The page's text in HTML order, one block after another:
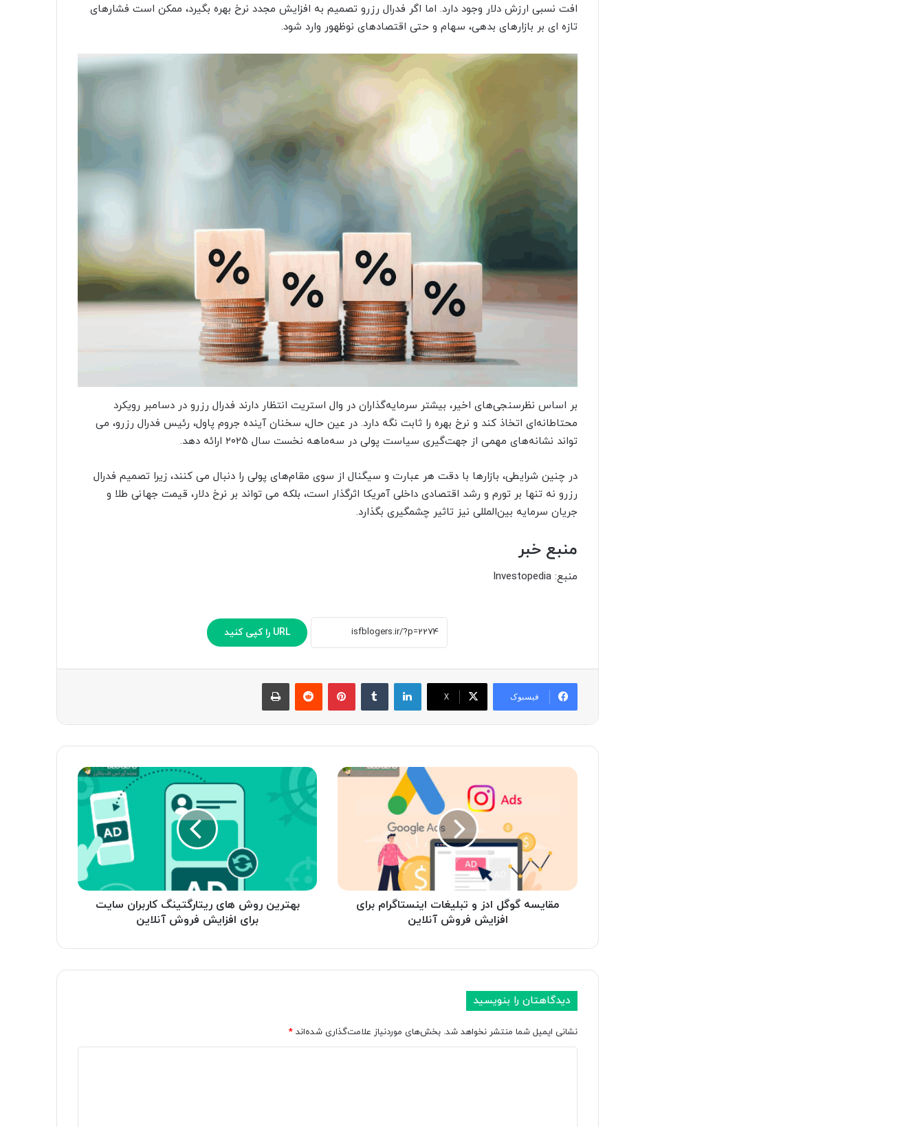
افت نسبی ارزش دلار وجود دارد. اما اگر فدرال رزرو تصمیم به افزایش مجدد نرخ بهره بگیرد، ممکن است فشارهای
تازه ای بر بازارهای بدهی، سهام و حتی اقتصادهای نوظهور وارد شود.
بر اساس نظرسنجی‌های اخیر، بیشتر سرمایه‌گذاران در وال استریت انتظار دارند فدرال رزرو در دسامبر رویکرد
محتاطانه‌ای اتخاذ کند و نرخ بهره را ثابت نگه دارد. در عین حال، سخنان آینده جروم پاول، رئیس فدرال رزرو، می
تواند نشانه‌های مهمی از جهت‌گیری سیاست پولی در سه‌ماهه نخست سال ۲۰۲۵ ارائه دهد.
در چنین شرایطی، بازارها با دقت هر عبارت و سیگنال از سوی مقام‌های پولی را دنبال می کنند، زیرا تصمیم فدرال
رزرو نه تنها بر تورم و رشد اقتصادی داخلی آمریکا اثرگذار است، بلکه می تواند بر نرخ دلار، قیمت جهانی طلا و
جریان سرمایه بین‌المللی نیز تاثیر چشمگیری بگذارد.
منبع خبر
منبع: Investopedia
URL را کپی کنید
فیسبوک X
لینکدین ‫تامبلر پینترست‫رددیت چاپ
مقایسه
فروش
آنلاینمقایسه گوگل ادز و تبلیغات اینستاگرام برای
افزایش فروش آنلاین
بهترین
روش
های
ریتارگتینگ
برای
افزایش
فروش
آنلاینبهترین روش های ریتارگتینگ کاربران سایت
برای افزایش فروش آنلاین
دیدگاهتان را بنویسید
نشانی ایمیل شما منتشر نخواهد شد. بخش‌های موردنیاز علامت‌گذاری شده‌اند*